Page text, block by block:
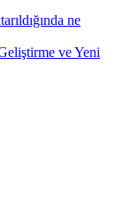
ne
ve Yeni